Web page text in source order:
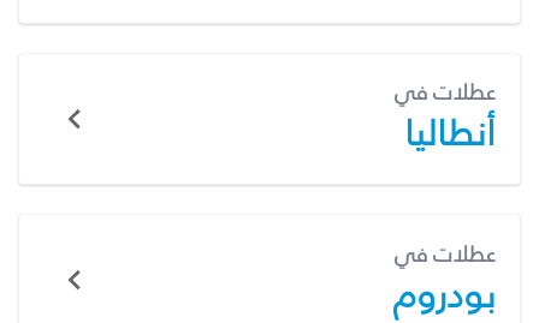
عطلات في
أنطاليا
عطلات في
بودروم